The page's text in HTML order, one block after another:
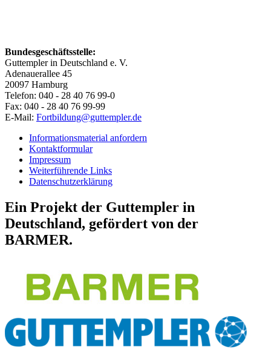
Bundesgeschäftsstelle:
Guttempler in Deutschland e. V.
Adenauerallee 45
20097 Hamburg
Telefon: 040 - 28 40 76 99-0
Fax: 040 - 28 40 76 99-99
E-Mail: Fortbildung@guttempler.de
Informationsmaterial anfordern
Kontaktformular
Impressum
Weiterführende Links
Datenschutzerklärung
Ein Projekt der Guttempler in
Deutschland, gefördert von der
BARMER.